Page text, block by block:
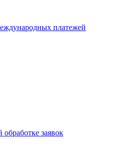
платежей
заявок